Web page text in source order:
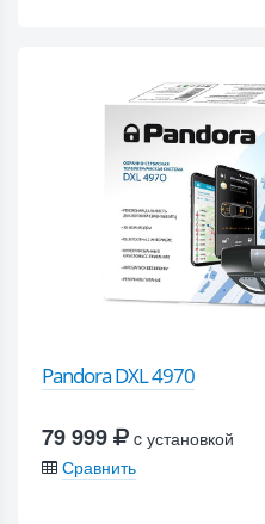
Pandora DXL 4970
79 999
c установкой
Сравнить